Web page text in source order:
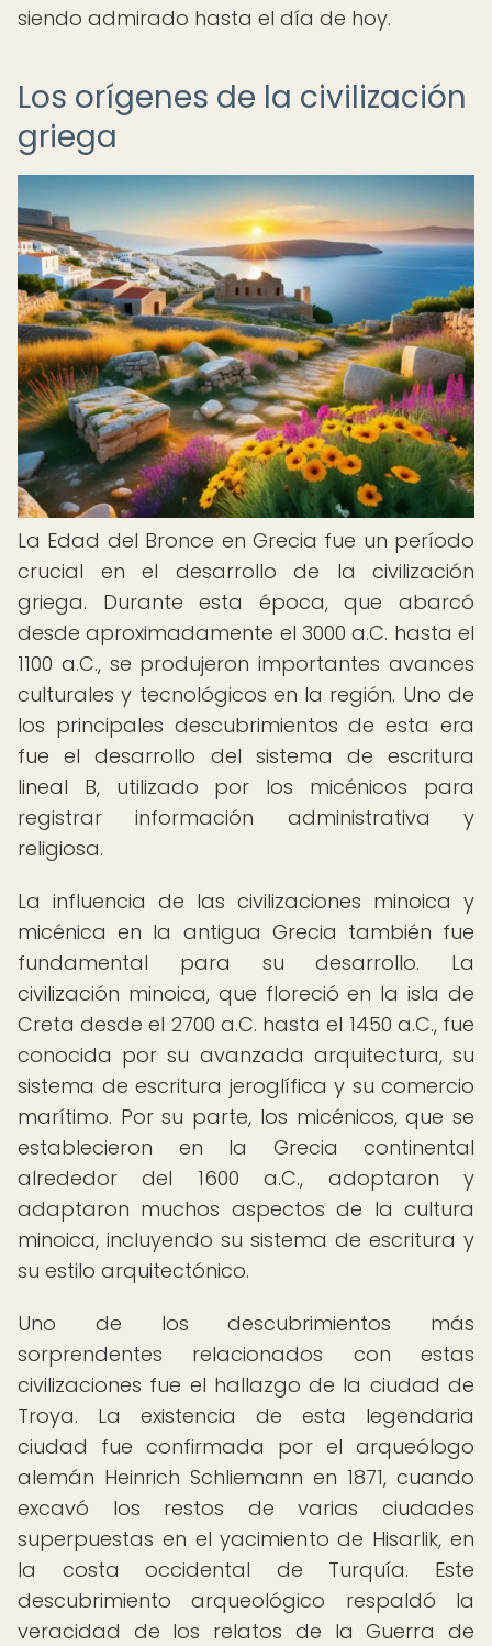
siendo admirado hasta el día de hoy.
Los orígenes de la civilización
griega
La Edad del Bronce en Grecia fue un período
crucial en el desarrollo de la civilización
griega. Durante esta época, que abarcó
desde aproximadamente el 3000 a.C. hasta el
1100 a.C., se produjeron importantes avances
culturales y tecnológicos en la región. Uno de
los principales descubrimientos de esta era
fue el desarrollo del sistema de escritura
lineal B, utilizado por los micénicos para
registrar información administrativa y
religiosa.
La influencia de las civilizaciones minoica y
micénica en la antigua Grecia también fue
fundamental para su desarrollo. La
civilización minoica, que floreció en la isla de
Creta desde el 2700 a.C. hasta el 1450 a.C., fue
conocida por su avanzada arquitectura, su
sistema de escritura jeroglífica y su comercio
marítimo. Por su parte, los micénicos, que se
establecieron en la Grecia continental
alrededor del 1600 a.C., adoptaron y
adaptaron muchos aspectos de la cultura
minoica, incluyendo su sistema de escritura y
su estilo arquitectónico.
Uno de los descubrimientos más
sorprendentes relacionados con estas
civilizaciones fue el hallazgo de la ciudad de
Troya. La existencia de esta legendaria
ciudad fue confirmada por el arqueólogo
alemán Heinrich Schliemann en 1871, cuando
excavó los restos de varias ciudades
superpuestas en el yacimiento de Hisarlik, en
la costa occidental de Turquía. Este
descubrimiento arqueológico respaldó la
veracidad de los relatos de la Guerra de